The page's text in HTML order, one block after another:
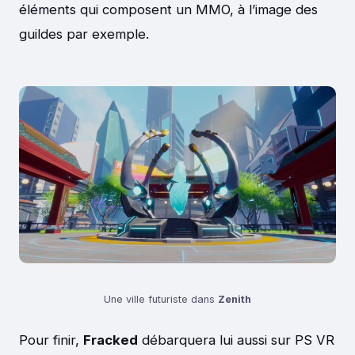
éléments qui composent un MMO, à l’image des
guildes par exemple.
Une ville futuriste dans Zenith
Pour finir, Fracked débarquera lui aussi sur PS VR